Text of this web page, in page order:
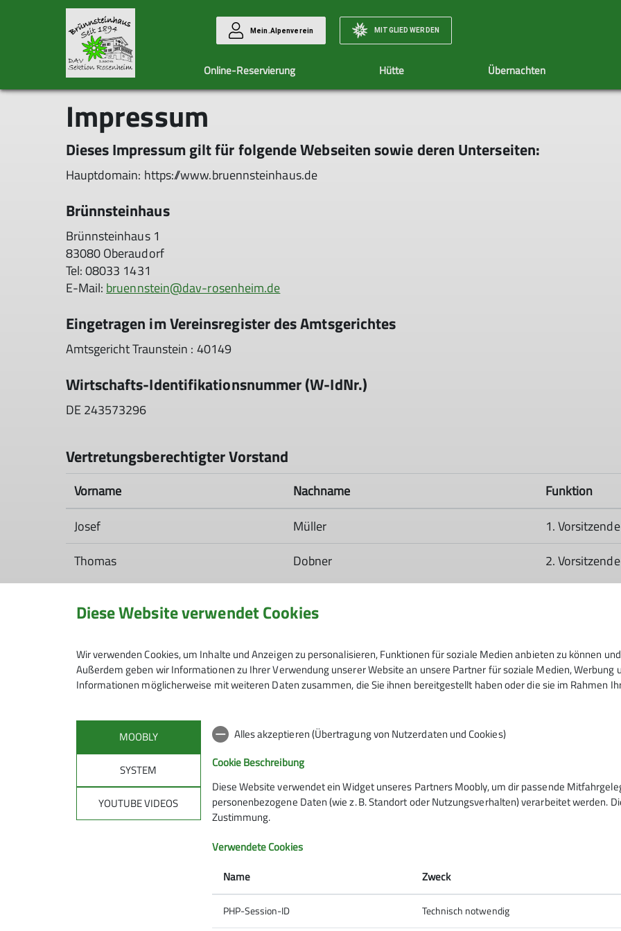
Mein.Alpenverein MITGLIED WERDEN
Online-Reservierung Hütte
Brünnsteinhaus und Brünnstein
Übernachten
Schlafplätze
Anreise mit Bus & Bahn / ÖPNV
Impressum
Dieses Impressum gilt für folgende Webseiten sowie deren Unterseiten:
Hauptdomain: https://www.bruennsteinhaus.de
Brünnsteinhaus
Brünnsteinhaus 1
83080 Oberaudorf
Tel: 08033 1431
E-Mail: bruennstein@dav-rosenheim.de
Eingetragen im Vereinsregister des Amtsgerichtes
Amtsgericht Traunstein : 40149
Wirtschafts-Identifikationsnummer (W-IdNr.)
DE 243573296
Vertretungsberechtigter Vorstand
Vorname Nachname
Funktion
Josef
Müller
1.
Thomas
Dobner 2.
Redaktionell verantwortlich
Vorname Nachname
Funktion
Yvonne
Tremml
Verbraucherstreitbeilegung/Universalschlichtungsstelle
Wir sind nicht bereit oder verpflichtet, an Streitbeilegungsverfahren vor einer
Brünnsteinhaus
Online-Reservierung
Anreise, Aufstieg, Touren
Diese Website verwendet Cookies
Wir verwenden Cookies, um Inhalte und Anzeigen zu personalisieren, Funktionen für soziale Medien anbieten zu können
Außerdem geben wir Informationen zu Ihrer Verwendung unserer Website an unsere Partner für soziale Medien, Werbung
Informationen möglicherweise mit weiteren Daten zusammen, die Sie ihnen bereitgestellt haben oder die sie im Rahmen
MOOBLY
SYSTEM
YOUTUBE VIDEOS
Alles akzeptieren (Übertragung von Nutzerdaten und Cookies)
Cookie Beschreibung
Diese Website verwendet ein Widget unseres Partners Moobly, um dir passende
personenbezogene Daten (wie z. B. Standort oder Nutzungsverhalten) verarbeitet werden.
Zustimmung.
Verwendete Cookies
Name
Zweck
PHP-Session-ID Technisch notwendig